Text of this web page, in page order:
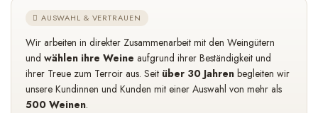
AUSWAHL & VERTRAUEN
Wir arbeiten in direkter Zusammenarbeit mit den Weingütern
und wählen ihre Weine aufgrund ihrer Beständigkeit und
ihrer Treue zum Terroir aus. Seit über 30 Jahren begleiten wir
unsere Kundinnen und Kunden mit einer Auswahl von mehr als
500 Weinen.